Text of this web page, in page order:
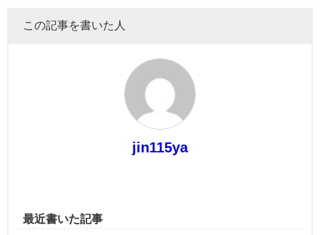
この記事を書いた人
jin115ya
最近書いた記事